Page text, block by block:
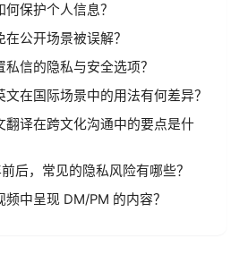
何保护个人信息？
在公开场景被误解？
私信的隐私与安全选项？
文在国际场景中的用法有何差异？
翻译在跨文化沟通中的要点是什
后，常见的隐私风险有哪些？
频中呈现 DM/PM 的内容？